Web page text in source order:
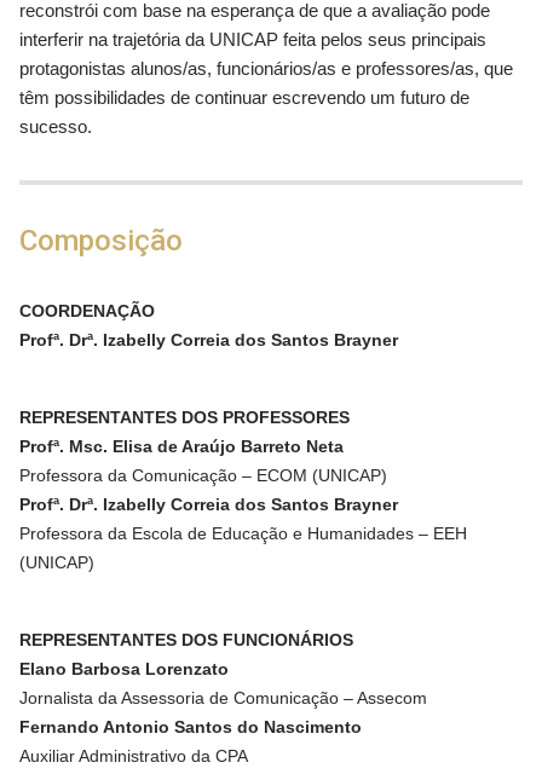
reconstrói com base na esperança de que a avaliação pode
interferir na trajetória da UNICAP feita pelos seus principais
protagonistas alunos/as, funcionários/as e professores/as, que
têm possibilidades de continuar escrevendo um futuro de
sucesso.
Composição
COORDENAÇÃO
Profª. Drª. Izabelly Correia dos Santos Brayner
REPRESENTANTES DOS PROFESSORES
Profª. Msc. Elisa de Araújo Barreto Neta
Professora da Comunicação – ECOM (UNICAP)
Profª. Drª. Izabelly Correia dos Santos Brayner
Professora da Escola de Educação e Humanidades – EEH
(UNICAP)
REPRESENTANTES DOS FUNCIONÁRIOS
Elano Barbosa Lorenzato
Jornalista da Assessoria de Comunicação – Assecom
Fernando Antonio Santos do Nascimento
Auxiliar Administrativo da CPA